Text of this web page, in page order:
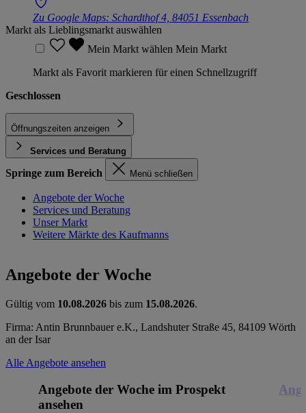
Zu Google Maps: Schardthof 4, 84051 Essenbach
Markt als Lieblingsmarkt auswählen
Mein Markt wählen Mein Markt
Markt als Favorit markieren für einen Schnellzugriff
Geschlossen
Öffnungszeiten anzeigen
Services und Beratung
Springe zum Bereich Menü schließen
Angebote der Woche
Services und Beratung
Unser Markt
Weitere Märkte des Kaufmanns
Angebote der Woche
Gültig vom 10.08.2026 bis zum 15.08.2026.
Firma: Antin Brunnbauer e.K., Landshuter Straße 45, 84109 Wörth
an der Isar
Alle Angebote ansehen
Angebote der Woche im Prospekt
ansehen